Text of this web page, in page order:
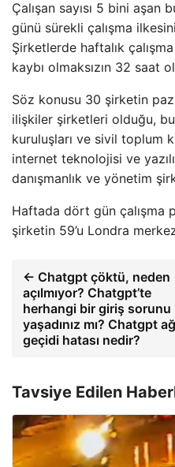
Çalışan sayısı 5 bini aşan
günü sürekli çalışma
Şirketlerde haftalık
kaybı olmaksızın 32 saat
Söz konusu 30 şirketin
ilişkiler şirketleri olduğu,
kuruluşları ve sivil toplum
internet teknolojisi ve
danışmanlık ve yönetim
Haftada dört gün çalışma
şirketin 59’u Londra
← Chatgpt çöktü, neden
açılmıyor? Chatgpt’te
herhangi bir giriş sorunu
yaşadınız mı? Chatgpt ağ
geçidi hatası nedir?
Tavsiye Edilen